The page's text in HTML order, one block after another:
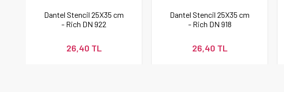
Dantel Stencil 25X35 cm
- Rich DN 922
26,40 TL
Dantel Stencil 25X35 cm
- Rich DN 918
26,40 TL